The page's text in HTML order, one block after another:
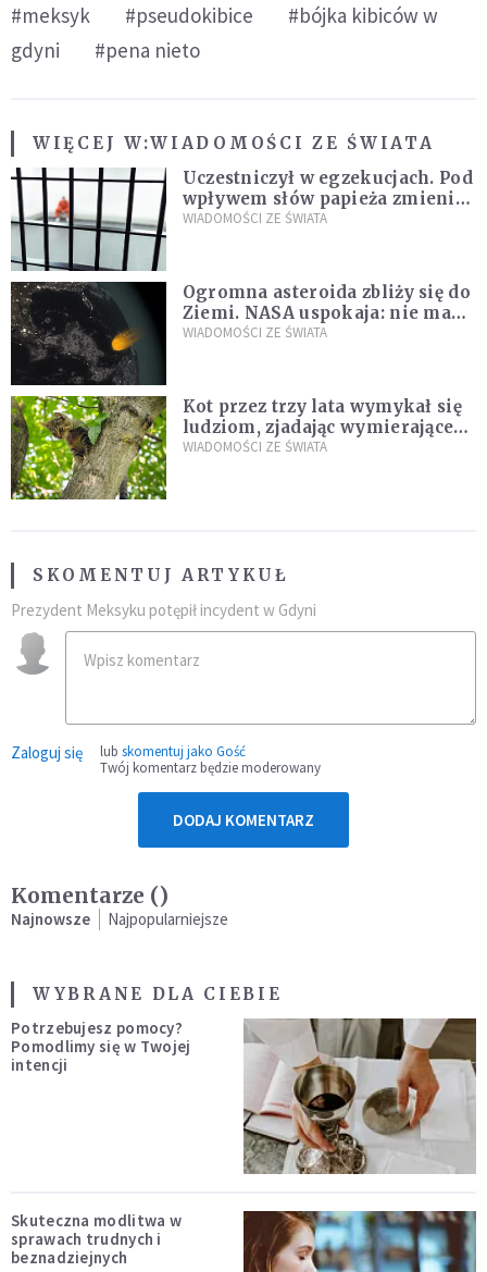
#meksyk #pseudokibice
#bójka kibiców w
gdyni
#pena nieto
WIĘCEJ W:WIADOMOŚCI ZE ŚWIATA
Uczestniczył w egzekucjach. Pod
wpływem słów papieża zmienił
zdanie
WIADOMOŚCI ZE ŚWIATA
Ogromna asteroida zbliży się do
Ziemi. NASA uspokaja: nie ma
zagrożenia
WIADOMOŚCI ZE ŚWIATA
Kot przez trzy lata wymykał się
ludziom, zjadając wymierające
kaczki. W końcu popełnił
WIADOMOŚCI ZE ŚWIATA
SKOMENTUJ ARTYKUŁ
Prezydent Meksyku potępił incydent w Gdyni
Zaloguj się lub skomentuj jako Gość
Twój komentarz będzie moderowany
DODAJ KOMENTARZ
Komentarze ()
Najnowsze Najpopularniejsze
WYBRANE DLA CIEBIE
Potrzebujesz pomocy?
Pomodlimy się w Twojej
intencji
Skuteczna modlitwa w
sprawach trudnych i
beznadziejnych